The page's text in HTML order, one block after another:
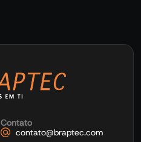
Contato
contato@braptec.com